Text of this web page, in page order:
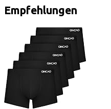
Empfehlungen